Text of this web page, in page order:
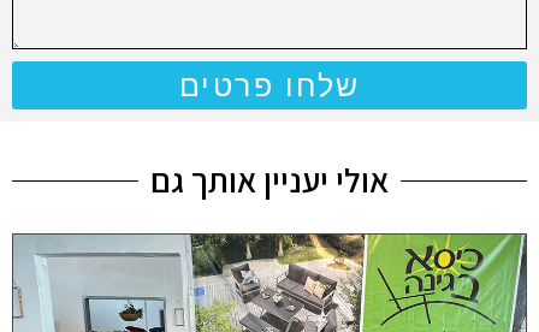
שלחו פרטים
אולי יעניין אותך גם